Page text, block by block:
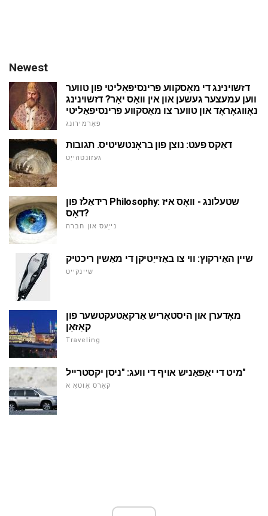
Newest
דזשוינינג די מאָסקווע פּרינסיפּאַליטי פון טווער
ווען עמעצער געשען און אין וואָס יאָר? דזשוינינג
נאָווגאָראָד און טווער צו מאָסקווע פּרינסיפּאַליטי
פאָרמירונג
דאַקס פעט: נוצן פון בראָנטשיטיס. תגובות
געזונטהייַט
רידאַלז פון Philosophy: שטעלונג - וואָס איז
דאָס?
נייַעס און חברה
שיין האַירקוץ: ווי צו באַזייַטיקן די מאַשין ריכטיק
שיינקייט
מאָדערן און היסטאָריש אַרקאַטעקטשער פון
קאַזאַן
Traveling
מיט די יאַפּאַניש אויף די וועג: "ניסן יקסטרייל"
קאַרס אַוטאָ א